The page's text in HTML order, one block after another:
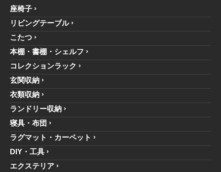
座椅子
リビングテーブル
こたつ
本棚・書棚・シェルフ
コレクションラック
玄関収納
衣類収納
ランドリー収納
寝具・布団
ラグマット・カーペット
DIY・工具
エクステリア